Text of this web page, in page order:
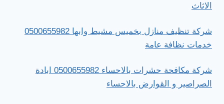
الاثاث
شركة تنظيف منازل بخميس مشيط وابها 0500655982
خدمات نظافة عامة
شركة مكافحة حشرات بالاحساء 0500655982 ابادة
الصراصير و القوارض بالاحساء